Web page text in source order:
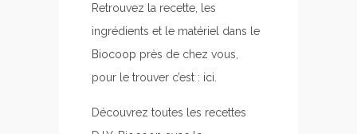
Retrouvez la recette, les
ingrédients et le matériel dans le
Biocoop près de chez vous,
pour le trouver c’est : ici
Découvrez toutes les recettes